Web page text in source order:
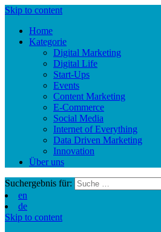
Skip to content
Home
Kategorie
Digital Marketing
Digital Life
Start-Ups
Events
Content Marketing
E-Commerce
Social Media
Internet of Everything
Data Driven Marketing
Innovation
Über uns
Suchergebnis für:
en
de
Skip to content